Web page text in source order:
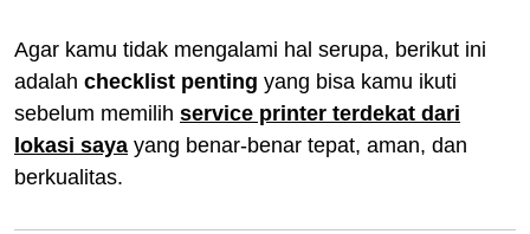
Agar kamu tidak mengalami hal serupa, berikut ini
adalah checklist penting yang bisa kamu ikuti
sebelum memilih service printer terdekat dari
lokasi saya yang benar-benar tepat, aman, dan
berkualitas.